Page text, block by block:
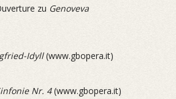
zu Genoveva
Idyll(www.gbopera.it)
Nr. 4(www.gbopera.it)